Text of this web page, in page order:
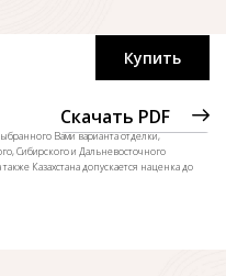
Купить
Скачать PDF
Вами варианта отделки,
Сибирского и Дальневосточного
Казахстана допускается наценка до